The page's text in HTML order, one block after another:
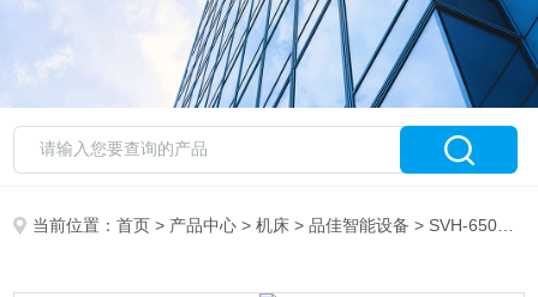
当前位置：首页 > 产品中心 >机床 >品佳智能设备 > SVH-650高速雕铣机